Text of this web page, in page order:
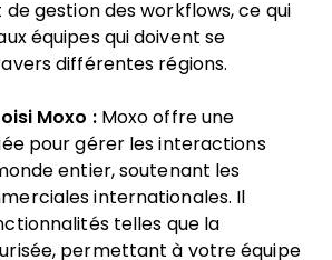
gestion des workflows, ce qui
équipes qui doivent se
différentes régions.
Moxo :Moxo offre une
pour gérer les interactions
entier, soutenant les
internationales. Il
telles que la
permettant à votre équipe